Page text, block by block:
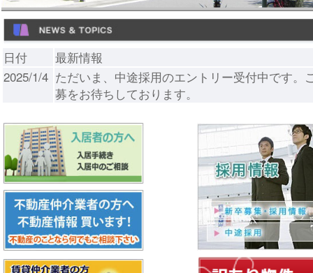
日付
最新情報
2025/1/4 ただいま、中途採用のエントリー受付中です。
募をお待ちしております。